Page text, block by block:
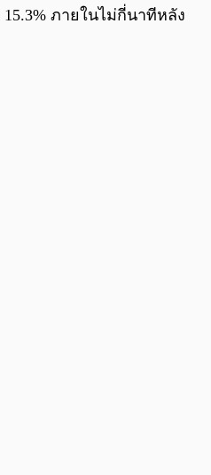
ภายในไม่กี่นาทีหลัง